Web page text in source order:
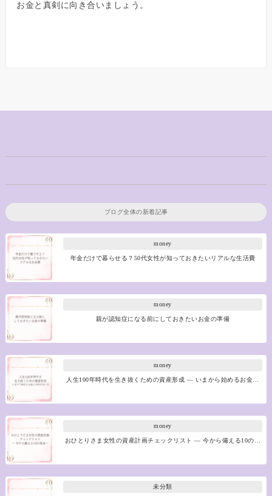
お金と真剣に向き合いましょう。
ブログ全体の新着記事
money
年金だけで暮らせる？50代女性が知っておきたいリアルな生活費
money
親が認知症になる前にしておきたいお金の準備
money
人生100年時代を生き抜くための資産形成 ― いまから始めるお金…
money
おひとりさま女性の資産計画チェックリスト ― 今から備える10の…
未分類